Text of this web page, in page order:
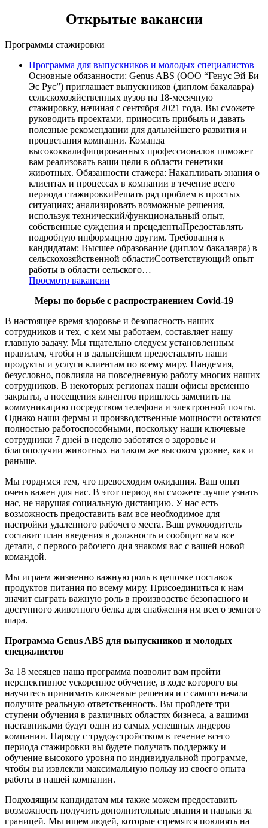
Открытые вакансии
Программы стажировки
Программа для выпускников и молодых специалистов
Основные обязанности: Genus ABS (ООО “Генус Эй Би
Эс Рус”) приглашает выпускников (диплом бакалавра)
сельскохозяйственных вузов на 18-месячную
стажировку, начиная с сентября 2021 года. Вы сможете
руководить проектами, приносить прибыль и давать
полезные рекомендации для дальнейшего развития и
процветания компании. Команда
высококвалифицированных профессионалов поможет
вам реализовать ваши цели в области генетики
животных. Обязанности стажера: Накапливать знания о
клиентах и процессах в компании в течение всего
периода стажировкиРешать ряд проблем в простых
ситуациях; анализировать возможные решения,
используя технический/функциональный опыт,
собственные суждения и прецедентыПредоставлять
подробную информацию другим. Требования к
кандидатам: Высшее образование (диплом бакалавра) в
сельскохозяйственной областиСоответствующий опыт
работы в области сельского…
Просмотр вакансии
Меры по борьбе с распространением Covid-19
В настоящее время здоровье и безопасность наших
сотрудников и тех, с кем мы работаем, составляет нашу
главную задачу. Мы тщательно следуем установленным
правилам, чтобы и в дальнейшем предоставлять наши
продукты и услуги клиентам по всему миру. Пандемия,
безусловно, повлияла на повседневную работу многих наших
сотрудников. В некоторых регионах наши офисы временно
закрыты, а посещения клиентов пришлось заменить на
коммуникацию посредством телефона и электронной почты.
Однако наши фермы и производственные мощности остаются
полностью работоспособными, поскольку наши ключевые
сотрудники 7 дней в неделю заботятся о здоровье и
благополучии животных на таком же высоком уровне, как и
раньше.
Мы гордимся тем, что превосходим ожидания. Ваш опыт
очень важен для нас. В этот период вы сможете лучше узнать
нас, не нарушая социальную дистанцию. У нас есть
возможность предоставить вам все необходимое для
настройки удаленного рабочего места. Ваш руководитель
составит план введения в должность и сообщит вам все
детали, с первого рабочего дня знакомя вас с вашей новой
командой.
Мы играем жизненно важную роль в цепочке поставок
продуктов питания по всему миру. Присоединиться к нам –
значит сыграть важную роль в производстве безопасного и
доступного животного белка для снабжения им всего земного
шара.
Программа Genus ABS для выпускников и молодых
специалистов
За 18 месяцев наша программа позволит вам пройти
перспективное ускоренное обучение, в ходе которого вы
научитесь принимать ключевые решения и с самого начала
получите реальную ответственность. Вы пройдете три
ступени обучения в различных областях бизнеса, а вашими
наставниками будут одни из самых успешных лидеров
компании. Наряду с трудоустройством в течение всего
периода стажировки вы будете получать поддержку и
обучение высокого уровня по индивидуальной программе,
чтобы вы извлекли максимальную пользу из своего опыта
работы в нашей компании.
Подходящим кандидатам мы также можем предоставить
возможность получить дополнительные знания и навыки за
границей. Мы ищем людей, которые стремятся повлиять на